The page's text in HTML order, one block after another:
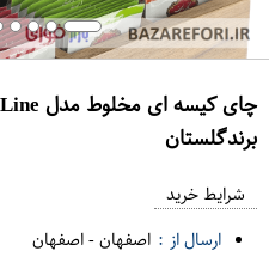
برندگلستان
د
شرایط خرید
ارسال از : اصفهان-اصفهان